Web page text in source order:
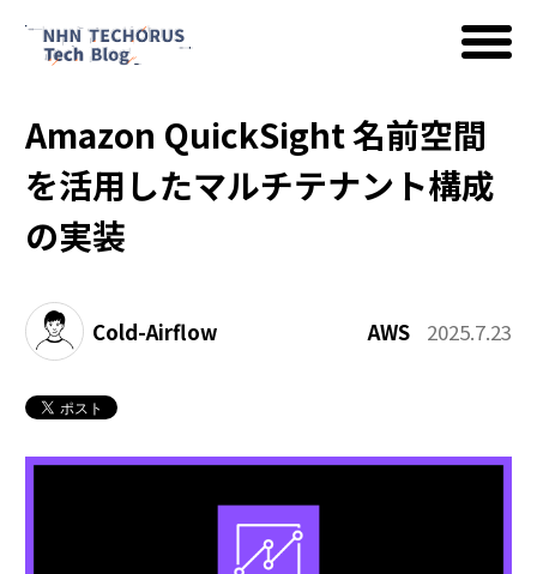
AWS
Google Cloud
イベント
コラム
Amazon QuickSight 名前空間
を活用したマルチテナント構成
の実装
Cold-Airflow AWS 2025.7.23